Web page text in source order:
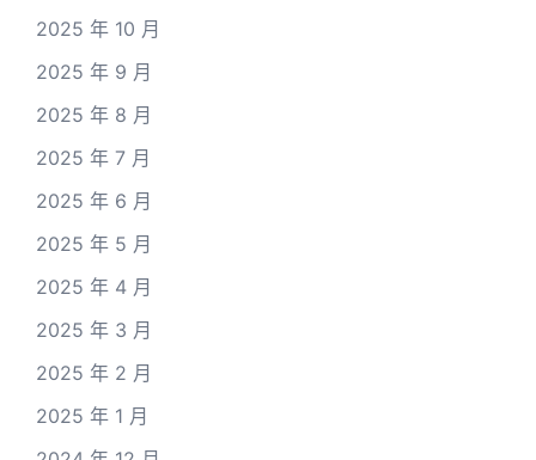
2025 年 10 月
2025 年 9 月
2025 年 8 月
2025 年 7 月
2025 年 6 月
2025 年 5 月
2025 年 4 月
2025 年 3 月
2025 年 2 月
2025 年 1 月